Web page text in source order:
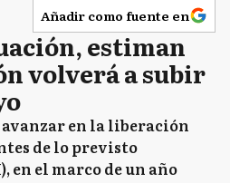
Añadir como fuente en
estiman
volverá a subir
en la liberación
de lo previsto
en el marco de un año